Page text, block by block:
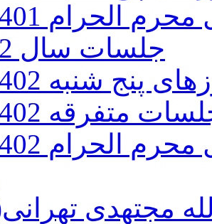
الحرام 1401
جلسات سال 1402
پنج شنبه 1402
متفرقه 1402
الحرام 1402
مجتهدی